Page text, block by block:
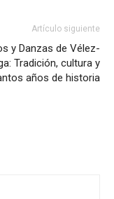
Artículo siguiente
y Danzas de Vélez-
Tradición, cultura y
años de historia